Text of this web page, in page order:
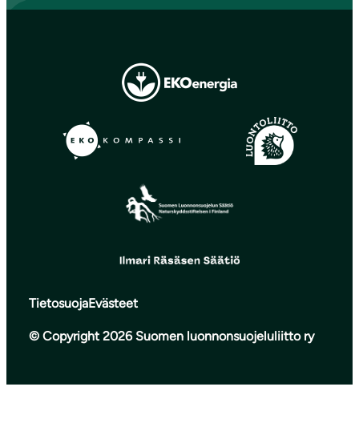
TietosuojaEvästeet
© Copyright 2026 Suomen luonnonsuojeluliitto ry